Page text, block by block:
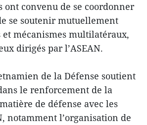
ont convenu de se coordonner
se soutenir mutuellement
et mécanismes multilatéraux,
dirigés par l’ASEAN.
de la Défense soutient
le renforcement de la
de défense avec les
notamment l’organisation de